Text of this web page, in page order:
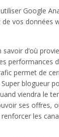
Google
vos données
d’où
performances
permet de
blogueur
viendra le
ses offres,
les